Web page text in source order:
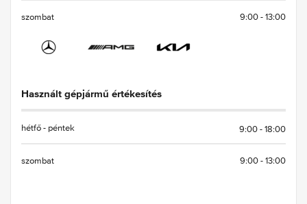
szombat 9:00 - 13:00
Használt gépjármű értékesítés
hétfő - péntek 9:00 - 18:00
szombat 9:00 - 13:00